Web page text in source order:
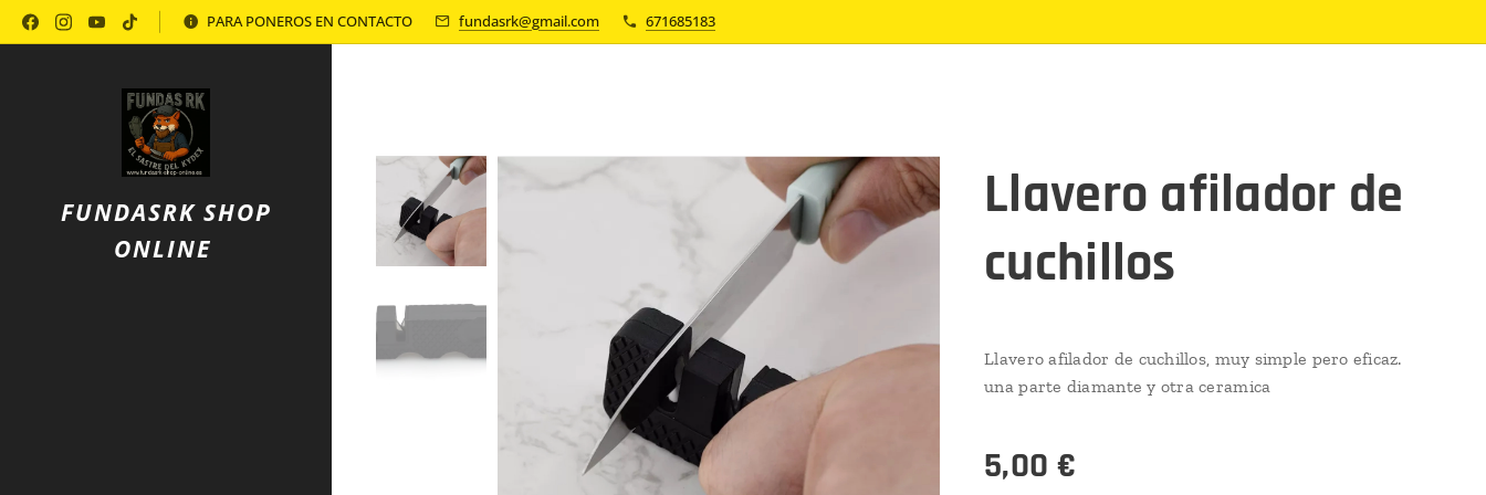
Política de Privacidad PARA PONEROS EN CONTACTO fundasrk@gmail.com 671685183
FUNDASRK SHOP
ONLINE
Llavero afilador de
cuchillos
Llavero afilador de cuchillos, muy simple pero eficaz.
una parte diamante y otra ceramica
5,00 €